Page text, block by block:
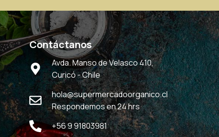
Contáctanos
Avda. Manso de Velasco 410,
Curicó - Chile
hola@supermercadoorganico.cl
Respondemos en 24 hrs
+56 9 91803981